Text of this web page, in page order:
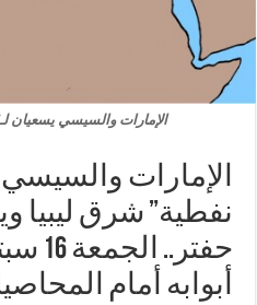
الإمارات والسيسي يسعيان
الإمارات والسيسي
نفطية” شرق ليبيا
أبوابه أمام